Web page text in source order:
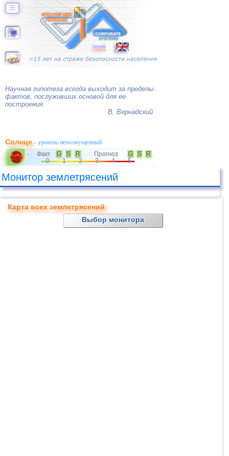
☰
Научная гипотеза всегда выходит за пределы
фактов, послуживших основой для ее
построения.
В. Вернадский
Солнце- уровень невозмущенный
- Факт G S R Прогноз G S
R
0
1 2 3 4 5
Монитор землетрясений
Карта всех землетрясений
Выбор монитора